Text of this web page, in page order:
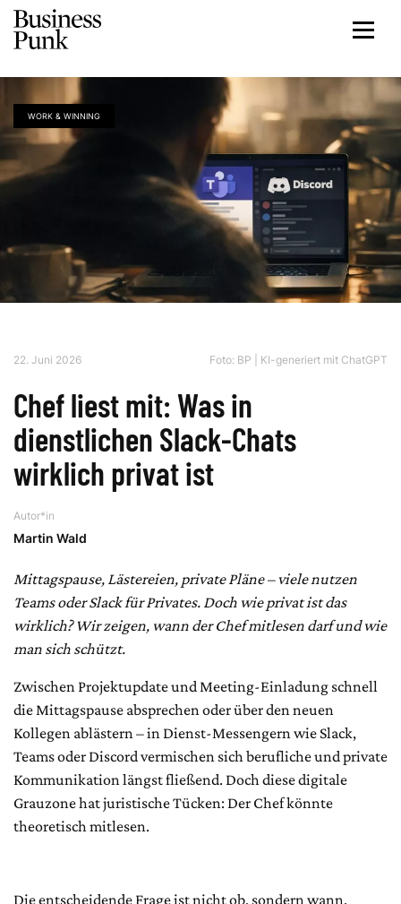
WORK & WINNING
22. Juni 2026 Foto: BP | KI-generiert mit ChatGPT
Chef liest mit: Was in
dienstlichen Slack-Chats
wirklich privat ist
Autor*in
Martin Wald
Mittagspause, Lästereien, private Pläne – viele nutzen
Teams oder Slack für Privates. Doch wie privat ist das
wirklich? Wir zeigen, wann der Chef mitlesen darf und wie
man sich schützt.
Zwischen Projektupdate und Meeting-Einladung schnell
die Mittagspause absprechen oder über den neuen
Kollegen ablästern – in Dienst-Messengern wie Slack,
Teams oder Discord vermischen sich berufliche und private
Kommunikation längst fließend. Doch diese digitale
Grauzone hat juristische Tücken: Der Chef könnte
theoretisch mitlesen.
Die entscheidende Frage ist nicht ob, sondern wann.